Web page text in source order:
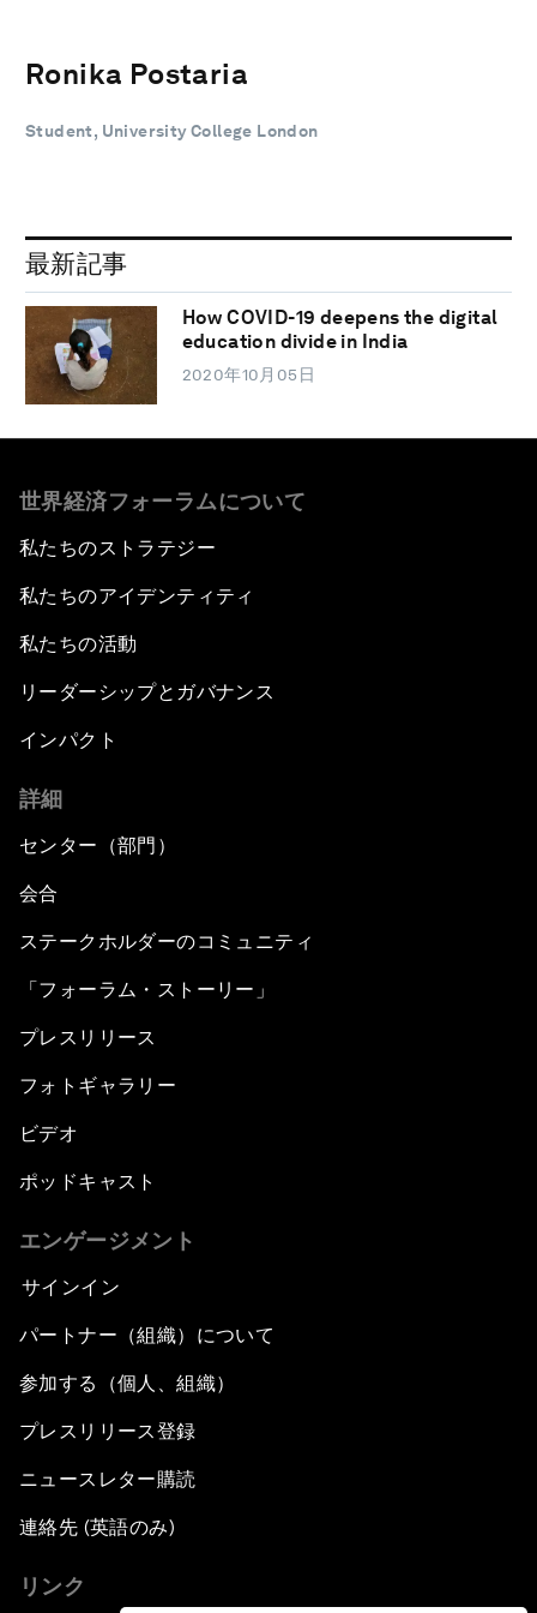
Ronika Postaria
Student, University College London
最新記事
How COVID-19 deepens the digital
education divide in India
2020年10月05日
世界経済フォーラムについて
私たちのストラテジー
私たちのアイデンティティ
私たちの活動
リーダーシップとガバナンス
インパクト
詳細
センター（部門）
会合
ステークホルダーのコミュニティ
「フォーラム・ストーリー」
プレスリリース
フォトギャラリー
ビデオ
ポッドキャスト
エンゲージメント
サインイン
パートナー（組織）について
参加する（個人、組織）
プレスリリース登録
ニュースレター購読
連絡先 (英語のみ)
リンク